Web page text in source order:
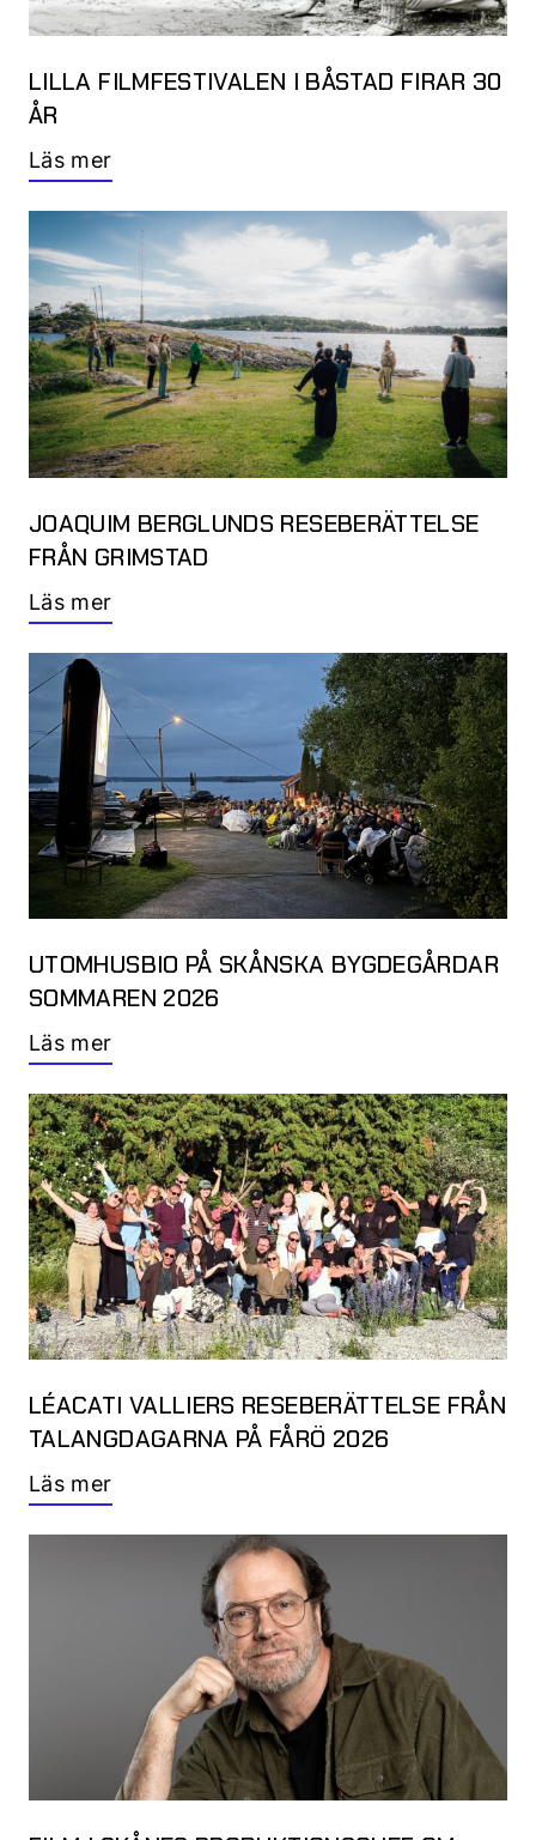
LILLA FILMFESTIVALEN I BÅSTAD FIRAR 30
ÅR
Läs mer
JOAQUIM BERGLUNDS RESEBERÄTTELSE
FRÅN GRIMSTAD
Läs mer
UTOMHUSBIO PÅ SKÅNSKA BYGDEGÅRDAR
SOMMAREN 2026
Läs mer
LÉACATI VALLIERS RESEBERÄTTELSE FRÅN
TALANGDAGARNA PÅ FÅRÖ 2026
Läs mer